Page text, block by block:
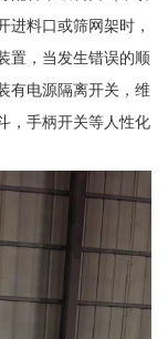
进料口或筛网架时，
置，当发生错误的顺
有电源隔离开关，维
，手柄开关等人性化